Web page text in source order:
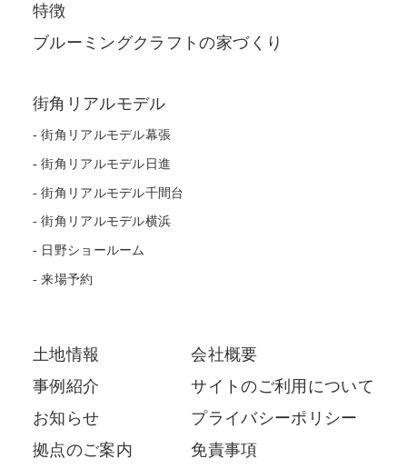
特徴
ブルーミングクラフトの家づくり
街角リアルモデル
街角リアルモデル幕張
街角リアルモデル日進
街角リアルモデル千間台
街角リアルモデル横浜
日野ショールーム
来場予約
土地情報
事例紹介
お知らせ
拠点のご案内
会社概要
サイトのご利用について
プライバシーポリシー
免責事項